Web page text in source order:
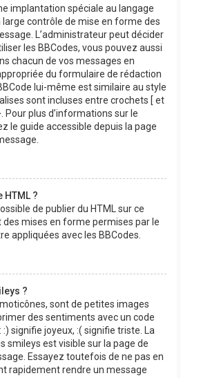
implantation spéciale au langage
large contrôle de mise en forme des
L’administrateur peut décider
les BBCodes, vous pouvez aussi
chacun de vos messages en
du formulaire de rédaction
lui-même est similaire au style
sont incluses entre crochets [ et
Pour plus d’informations sur le
le guide accessible depuis la page
?
de publier du HTML sur ce
mises en forme permises par le
appliquées avec les BBCodes.
?
sont de petites images
des sentiments avec un code
signifie joyeux, :( signifie triste. La
smileys est visible sur la page de
Essayez toutefois de ne pas en
rapidement rendre un message